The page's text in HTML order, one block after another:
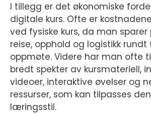
I tillegg er det økonomiske
digitale kurs. Ofte er
ved fysiske kurs, da man
reise, opphold og logistikk rundt
oppmøte. Videre har man ofte
bredt spekter av kursmateriell,
videoer, interaktive øvelser og
ressurser, som kan tilpasses
læringsstil.